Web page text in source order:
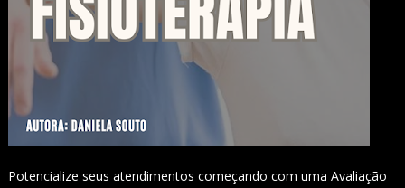
Potencialize seus atendimentos começando com uma Avaliação